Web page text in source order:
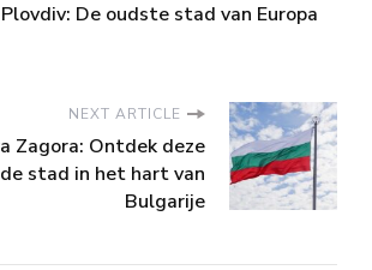
Plovdiv: De oudste stad van Europa
NEXT ARTICLE
Zagora: Ontdek deze
stad in het hart van
Bulgarije